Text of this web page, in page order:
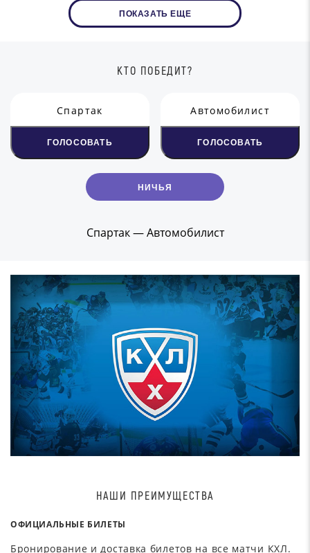
ПОКАЗАТЬ ЕЩЕ
КТО ПОБЕДИТ?
Спартак
ГОЛОСОВАТЬ
НИЧЬЯ
Автомобилист
ГОЛОСОВАТЬ
Спартак — Автомобилист
НАШИ ПРЕИМУЩЕСТВА
ОФИЦИАЛЬНЫЕ БИЛЕТЫ
Бронирование и доставка билетов на все матчи КХЛ.